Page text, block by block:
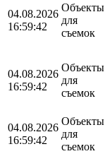
04.08.2026
16:59:42
Объекты
для
съемок
04.08.2026
16:59:42
Объекты
для
съемок
04.08.2026
16:59:42
Объекты
для
съемок